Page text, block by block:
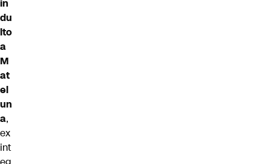
in
du
lto
a
M
at
el
un
a,
ex
int